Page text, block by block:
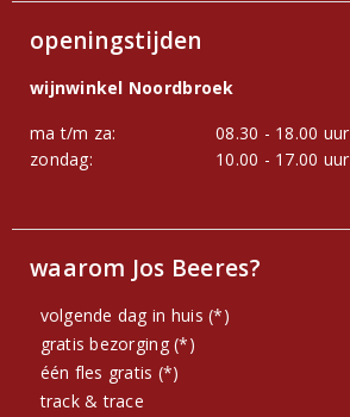
openingstijden
wijnwinkel Noordbroek
ma t/m za:
08.30 - 18.00 uur
zondag:
10.00 - 17.00 uur
waarom Jos Beeres?
volgende dag in huis (*)
gratis bezorging (*)
één fles gratis (*)
track & trace